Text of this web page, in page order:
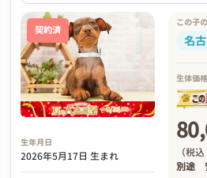
契約済
生年月日
2026年5月17日 生まれ
この子
名
生体価格
（税
別途